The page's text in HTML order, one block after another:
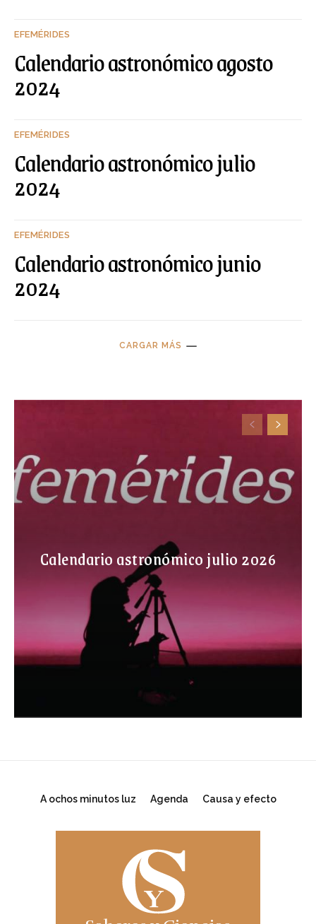
Calendario astronómico julio 2026
EFEMÉRIDES
Calendario astronómico agosto
2024
EFEMÉRIDES
Calendario astronómico julio
2024
EFEMÉRIDES
Calendario astronómico junio
2024
CARGAR MÁS
A ochos minutos luz Agenda Causa y efecto